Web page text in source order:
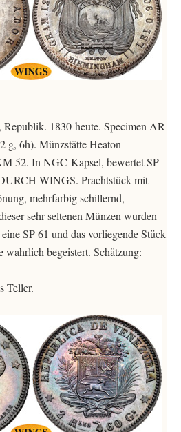
1830-heute. Specimen AR
g, 6h). Münzstätte Heaton
52. In NGC-Kapsel, bewertet SP
WINGS. Prachtstück mit
mehrfarbig schillernd,
sehr seltenen Münzen wurden
SP 61 und das vorliegende Stück
wahrlich begeistert. Schätzung:
Teller.